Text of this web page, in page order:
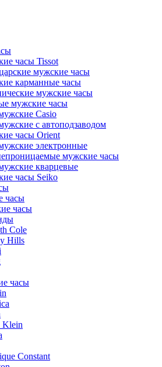
часы Tissot
мужские часы
карманные часы
мужские часы
мужские часы
Casio
с автоподзаводом
часы Orient
электронные
мужские часы
кварцевые
часы Seiko
часы
часы
Cole
Hills
часы
Klein
Constant